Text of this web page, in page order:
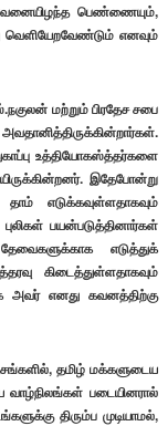
பெண்ணையும்,
வெளியேறவேண்டும் எனவும்
மற்றும் பிரதேச சபை
உத்தியோகஸ்த்தர்களை
இதேபோன்று
எடுக்கவுள்ளதாகவும்
பயன்படுத்தினார்கள்
எடுத்துக்
கிடைத்துள்ளதாகவும்
அவர் எனது கவனத்திற்கு
தமிழ் மக்களுடைய
வாழ்நிலங்கள் படையினரால்
திரும்ப முடியாமல்,